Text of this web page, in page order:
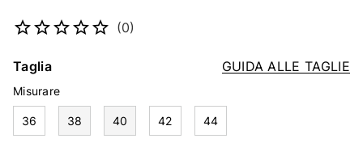
(0)
GUIDA ALLE TAGLIE
Taglia
Misurare
36 38 40 42 44